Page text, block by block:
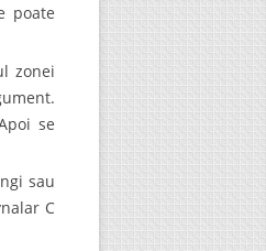
poate
zonei
se
sau
C